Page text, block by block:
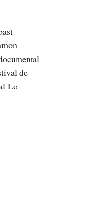
de
Lo